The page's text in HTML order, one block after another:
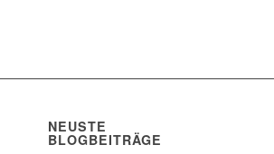
NEUSTE
BLOGBEITRÄGE